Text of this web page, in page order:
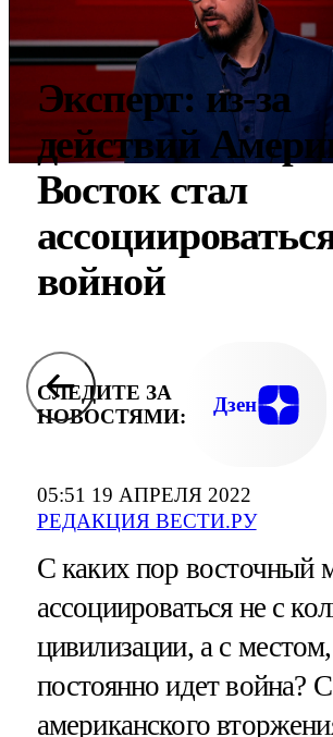
05:51 19 АПРЕЛЯ 2022
РЕДАКЦИЯ ВЕСТИ.РУ
Эксперт: из-за
действий
Восток стал
войной
СЛЕДИТЕ ЗА
НОВОСТЯМИ:
Дзен
С каких пор восточный
ассоциироваться не с
цивилизации, а с
постоянно идет война?
американского